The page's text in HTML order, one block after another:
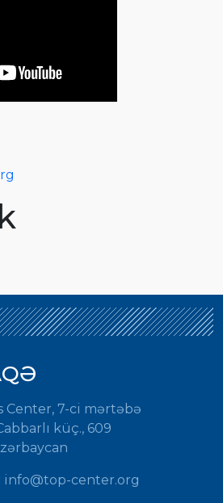
Center, 7-ci mərtəbə
küç., 609
info@top-center.org